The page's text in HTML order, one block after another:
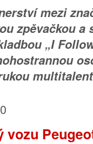
mezi
zpěvačkou a
„I
vozu